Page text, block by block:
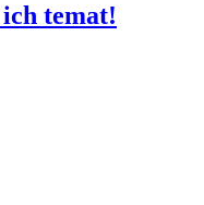
temat!